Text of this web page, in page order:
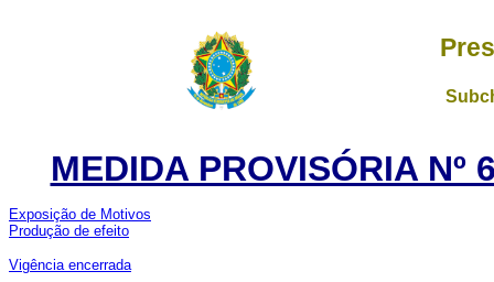
MEDIDA PROVISÓRIA Nº
Exposição de Motivos
Produção de efeito
Vigência encerrada